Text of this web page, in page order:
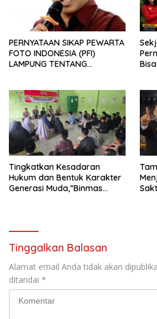
PERNYATAAN SIKAP PEWARTA
FOTO INDONESIA (PFI)
LAMPUNG TENTANG
TERHADAP JURNALIS DI
PENGADILAN NEGERI
TANJUNG KARANG.
Tingkatkan Kesadaran
Hukum dan Bentuk Karakter
Generasi Muda,”Binmas
Tinggalkan Balasan
Alamat email Anda tidak akan
ditandai *